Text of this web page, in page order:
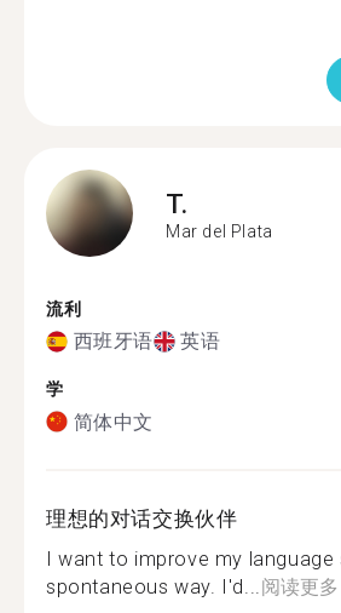
T.
Mar del Plata
流利
西班牙语 英语
学
简体中文
理想的对话交换伙伴
I want to improve my language
spontaneous way. I'd... 阅读更多